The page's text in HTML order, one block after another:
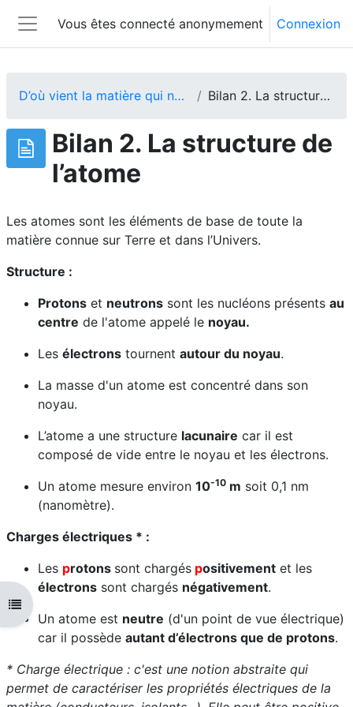
Panneau latéral
Vous êtes connecté anonymement Connexion
Ouvrir l'index du cours
D’où vient la matière qui nous constitue ? Bilan 2. La structure de l’atome
Bilan 2. La structure de
l’atome
Les atomes sont les éléments de base de toute la
matière connue sur Terre et dans l’Univers.
Structure :
Protons et neutrons sont les nucléons présents au
centre de l'atome appelé le noyau.
Les électrons tournent autour du noyau.
La masse d'un atome est concentré dans son
noyau.
L’atome a une structure lacunaire car il est
composé de vide entre le noyau et les électrons.
Un atome mesure environ 10-10 m soit 0,1 nm
(nanomètre).
Charges électriques * :
Les protons sont chargés positivement et les
électrons sont chargés négativement.
Un atome est neutre (d'un point de vue électrique)
car il possède autant d’électrons que de protons.
* Charge électrique : c'est une notion abstraite qui
permet de caractériser les propriétés électriques de la